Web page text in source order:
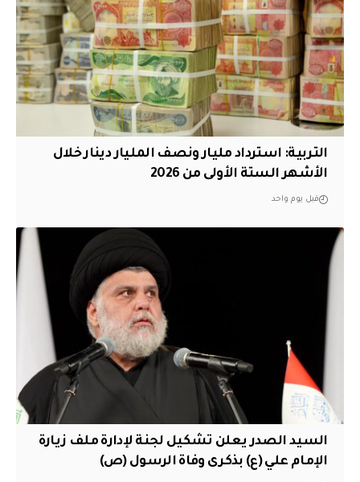
التربية: استرداد مليار ونصف المليار دينار خلال
الأشهر الستة الأولى من 2026
قبل يوم واحد
السيد الصدر يعلن تشكيل لجنة لإدارة ملف زيارة
الإمام علي (ع) بذكرى وفاة الرسول (ص)